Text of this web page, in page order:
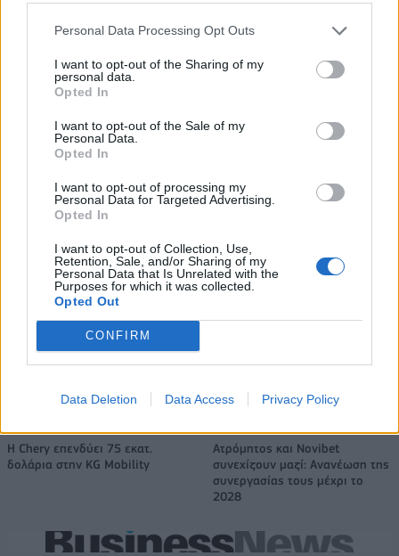
Personal Data Processing Opt Outs
I want to opt-out of the Sharing of my
personal data.
Opted In
I want to opt-out of the Sale of my
Personal Data.
Opted In
I want to opt-out of processing my
Personal Data for Targeted Advertising.
Opted In
I want to opt-out of Collection, Use,
Retention, Sale, and/or Sharing of my
Personal Data that Is Unrelated with the
Purposes for which it was collected.
Opted Out
CONFIRM
Data Deletion Data Access Privacy Policy
ολοκληρώθηκαν οι αφίξεις - Οι
δηλώσεις του (vid & pics)
Νορβηγία για την πρόκριση
Ταχύτερα και αυστηρότερα: Το νέο ψηφιακό καθεστώς της ΑΑΔΕ για
Όμιλος ΔΕΗ: Νέα συμφωνία για
χαρτοφυλάκιο έργων ΑΠΕ άνω
των 2 GW σε Πολωνία και
Ουγγαρία
Τουρισμός για Όλους: Kατάθεση
αιτήσεων ανεξάρτητα από το
τελευταίο ψηφίο του ΑΦΜ
Η Chery επενδύει 75 εκατ.
δολάρια στην KG Mobility
Ατρόμητος και Novibet
συνεχίζουν μαζί: Ανανέωση της
συνεργασίας τους μέχρι το
2028